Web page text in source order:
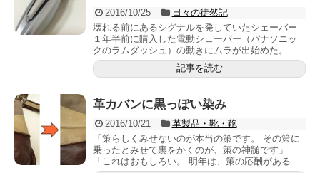
2016/10/25
日々の徒然記
壊れる前にあるシグナルを発していたシェーバー
１年半前に購入した電動シェーバー（パナソニッ
クのラムダッシュ）の動きにムラが出始めた。 ...
記事を読む
革カバンに黒っぽい染み
2016/10/21
革製品・靴・鞄
「策らしくみせないのが本当の策です。 その策に
乗ったとみせて裏をかくのが、策の神髄です」
「これはおもしろい。 明年は、策の応酬がある...